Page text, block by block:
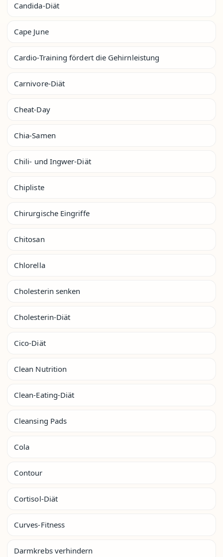
Candida-Diät
Cape June
Cardio-Training fördert die Gehirnleistung
Carnivore-Diät
Cheat-Day
Chia-Samen
Chili- und Ingwer-Diät
Chipliste
Chirurgische Eingriffe
Chitosan
Chlorella
Cholesterin senken
Cholesterin-Diät
Cico-Diät
Clean Nutrition
Clean-Eating-Diät
Cleansing Pads
Cola
Contour
Cortisol-Diät
Curves-Fitness
Darmkrebs verhindern